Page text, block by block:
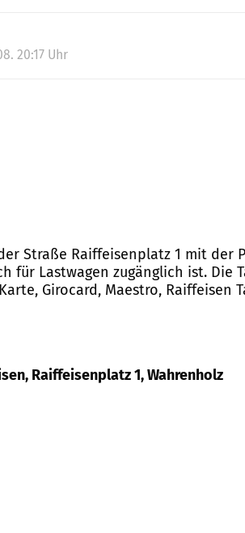
20:17 Uhr
Straße Raiffeisenplatz 1 mit
für Lastwagen zugänglich ist.
Girocard, Maestro,
Raiffeisenplatz 1, Wahrenholz